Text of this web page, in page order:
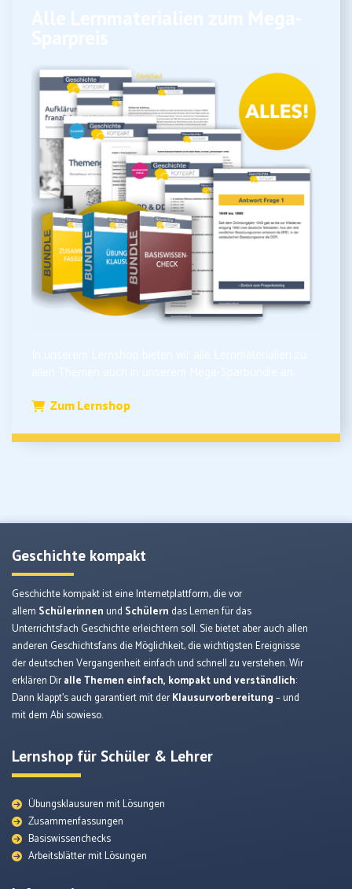
Zum Lernshop
Geschichte kompakt
Geschichte kompakt ist eine Internetplattform, die vor
allem Schülerinnen und Schülern das Lernen für das
Unterrichtsfach Geschichte erleichtern soll. Sie bietet aber auch allen
anderen Geschichtsfans die Möglichkeit, die wichtigsten Ereignisse
der deutschen Vergangenheit einfach und schnell zu verstehen. Wir
erklären Diralle Themen einfach, kompakt und verständlich:
Dann klappt’s auch garantiert mit derKlausurvorbereitung– und
mit dem Abi sowieso.
Lernshop für Schüler & Lehrer
Übungsklausuren mit Lösungen
Zusammenfassungen
Basiswissenchecks
Arbeitsblätter mit Lösungen